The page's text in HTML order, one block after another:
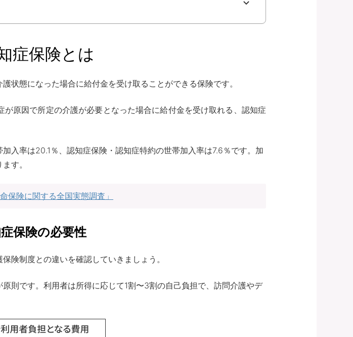
症保険とは
状態になった場合に給付金を受け取ることができる保険です。
原因で所定の介護が必要となった場合に給付金を受け取れる、認知症
入率は20.1％、認知症保険・認知症特約の世帯加入率は7.6％です。加
す。
険に関する全国実態調査」
保険の必要性
険制度との違いを確認していきましょう。
則です。利用者は所得に応じて1割〜3割の自己負担で、訪問介護やデ